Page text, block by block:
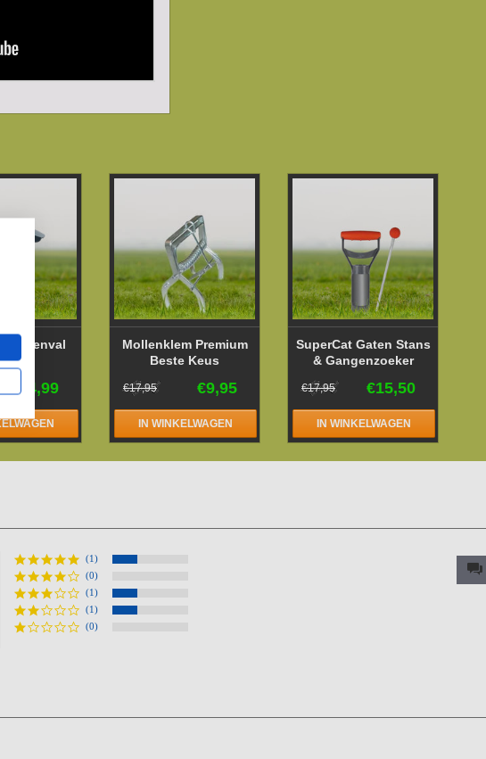
Mollenval
€34,99
Mollenklem Premium
Beste Keus
€9,95
€17,95
IN WINKELWAGEN
SuperCat Gaten Stans
& Gangenzoeker
€15,50
€17,95
IN WINKELWAGEN
(1)
(0)
(1)
(1)
(0)